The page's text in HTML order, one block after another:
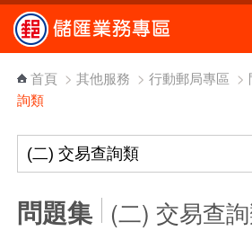
跳到主要內容區塊
首頁 > 其他服務 > 行動郵局專區 >
詢類
問題集 (二) 交易查